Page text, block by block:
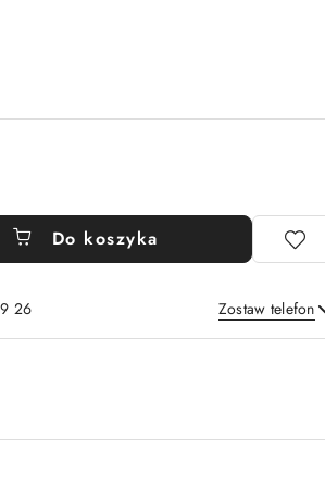
Do koszyka
26 Zostaw telefon
Wyślij